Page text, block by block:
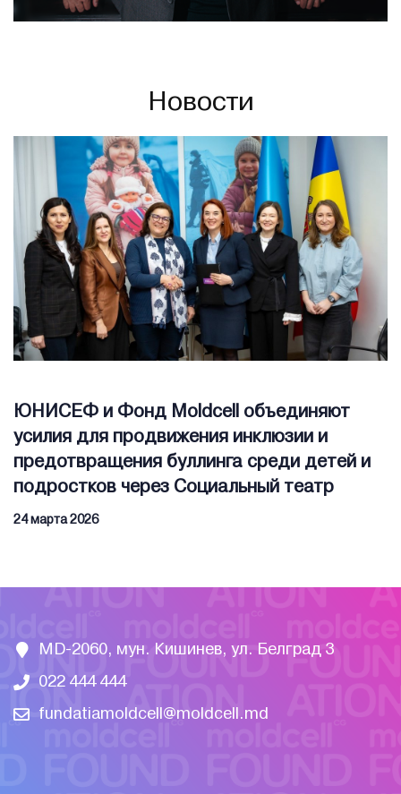
Новости
ЮНИСЕФ и Фонд Moldcell объединяют
усилия для продвижения инклюзии и
предотвращения буллинга среди детей и
подростков через Социальный театр
24 марта 2026
MD-2060, мун. Кишинев, ул. Белград 3
022 444 444
fundatiamoldcell@moldcell.md